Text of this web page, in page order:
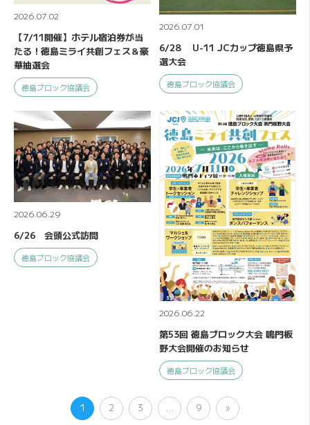
2026.07.02
【7/11開催】ホテル宿泊券が当
たる！徳島ミライ共創フェス＆豪
華抽選会
徳島ブロック協議会
2026.07.01
6/28 U-11 JCカップ徳島県予
選大会
徳島ブロック協議会
2026.06.29
6/26 会頭公式訪問
徳島ブロック協議会
2026.06.22
第53回 徳島ブロック大会 鳴門板
野大会開催のお知らせ
徳島ブロック協議会
1 2 3 … 9 »